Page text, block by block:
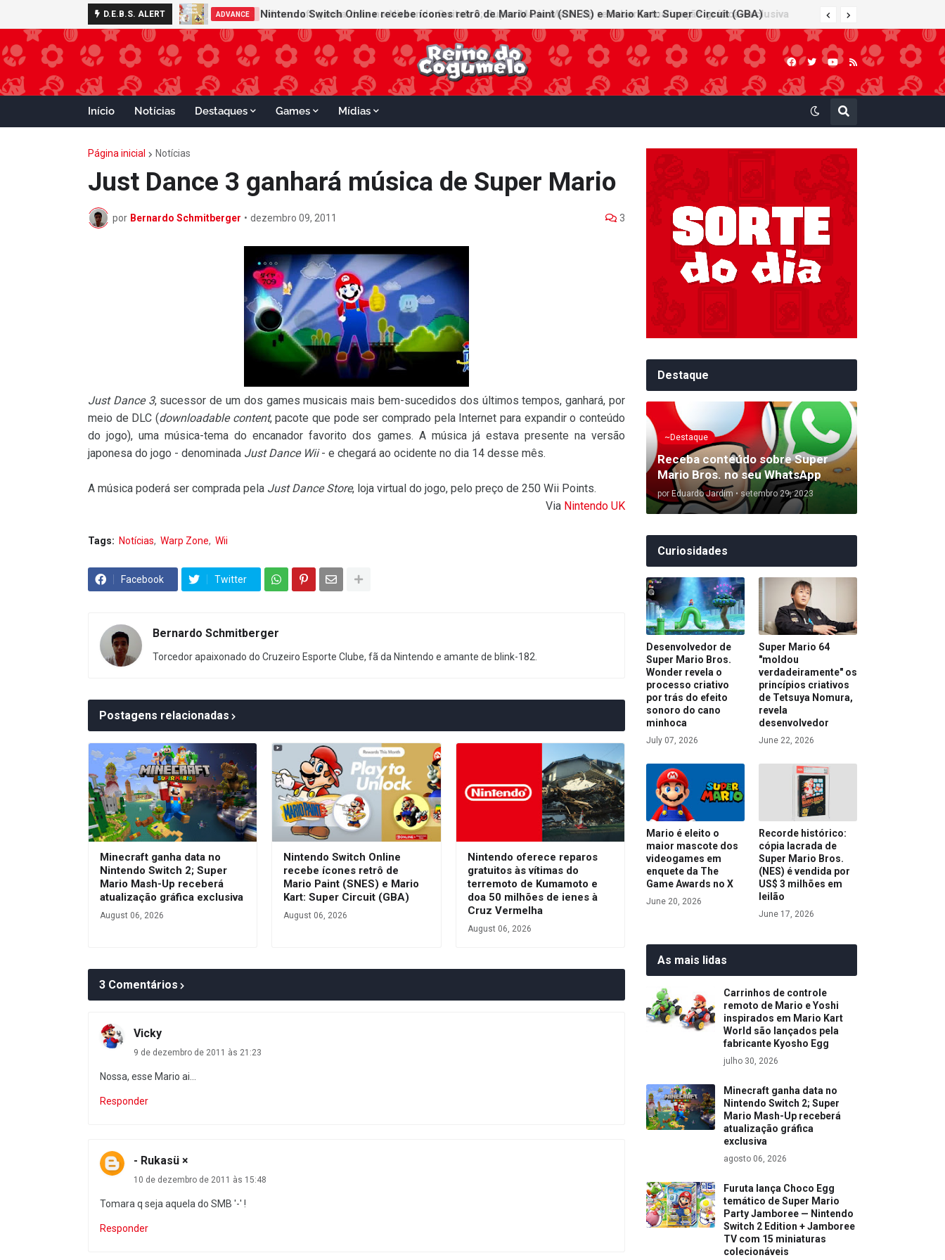
D.E.B.S. ALERT ADVANCE Nintendo Switch Online recebe ícones retrô de Mario Paint (SNES) e Mario Kart: Super Circuit (GBA)
Início Notícias Destaques Games Mídias
Página inicial Notícias
Just Dance 3 ganhará música de Super Mario
por Bernardo Schmitberger • dezembro 09, 2011 3
Just Dance 3, sucessor de um dos games musicais mais bem-sucedidos dos últimos tempos, ganhará, por
meio de DLC (downloadable content, pacote que pode ser comprado pela Internet para expandir o conteúdo
do jogo), uma música-tema do encanador favorito dos games. A música já estava presente na versão
japonesa do jogo - denominada Just Dance Wii- e chegará ao ocidente no dia 14 desse mês.
A música poderá ser comprada pela Just Dance Store, loja virtual do jogo, pelo preço de 250 Wii Points.
Via Nintendo UK
Tags: Notícias Warp Zone Wii
Facebook Twitter
Bernardo Schmitberger
Torcedor apaixonado do Cruzeiro Esporte Clube, fã da Nintendo e amante de blink-182.
Postagens relacionadas
Minecraft ganha data no
Nintendo Switch 2; Super
Mario Mash-Up receberá
atualização gráfica exclusiva
August 06, 2026
Nintendo Switch Online
recebe ícones retrô de
Mario Paint (SNES) e Mario
Kart: Super Circuit (GBA)
August 06, 2026
Nintendo oferece reparos
gratuitos às vítimas do
terremoto de Kumamoto e
doa 50 milhões de ienes à
Cruz Vermelha
August 06, 2026
3 Comentários
Vicky
9 de dezembro de 2011 às 21:23
Nossa, esse Mario ai...
Responder
- Rukasü ×
10 de dezembro de 2011 às 15:48
Tomara q seja aquela do SMB '-' !
Responder
Destaque
~Destaque
Receba conteúdo sobre Super
Mario Bros. no seu WhatsApp
por Eduardo Jardim • setembro 29, 2023
Curiosidades
Desenvolvedor de
Super Mario Bros.
Wonder revela o
processo criativo
por trás do efeito
sonoro do cano
minhoca
July 07, 2026
Super Mario 64
"moldou
verdadeiramente" os
princípios criativos
de Tetsuya Nomura,
revela
desenvolvedor
June 22, 2026
Mario é eleito o
maior mascote dos
videogames em
enquete da The
Game Awards no X
June 20, 2026
Recorde histórico:
cópia lacrada de
Super Mario Bros.
(NES) é vendida por
US$ 3 milhões em
leilão
June 17, 2026
As mais lidas
Carrinhos de controle
remoto de Mario e Yoshi
inspirados em Mario Kart
World são lançados pela
fabricante Kyosho Egg
julho 30, 2026
Minecraft ganha data no
Nintendo Switch 2; Super
Mario Mash-Up receberá
atualização gráfica
exclusiva
agosto 06, 2026
Furuta lança Choco Egg
temático de Super Mario
Party Jamboree — Nintendo
Switch 2 Edition + Jamboree
TV com 15 miniaturas
colecionáveis